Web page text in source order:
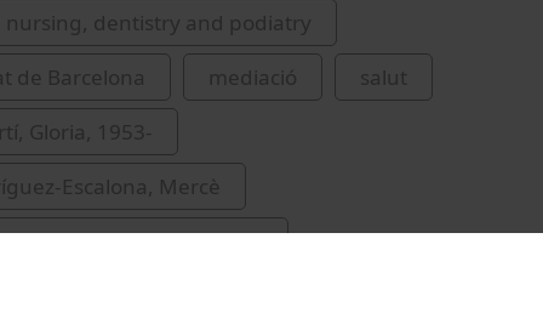
nursing, dentistry and podiatry
de Barcelona
mediació
salut
Gloria, 1953-
Escalona, Mercè
(Rubiralta i Alcañiz)